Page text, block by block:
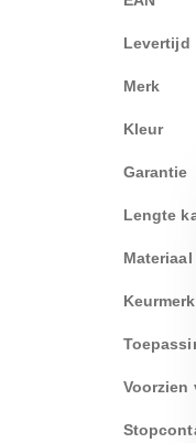
Levertijd
Merk
Kleur
Garantie
Lengte
Materiaal
Keurmerk
Voorzien